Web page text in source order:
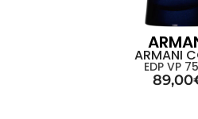
ARMANI
EDP VP
89,00